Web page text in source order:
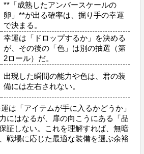
**「成熟したアンバースケールの
卵」**が出る確率は、掘り手の幸運
で決まる。
幸運は「ドロップするか」を決める
が、その後の「色」は別の抽選（第
2ロール）だ。
出現した瞬間の能力や色は、君の装
備には左右されない。
は「アイテムが手に入るかどうか」
にはなるが、扉の向こうにある「品
証しない。これを理解すれば、無暗
戦場に応じた最適な装備を選ぶ余裕